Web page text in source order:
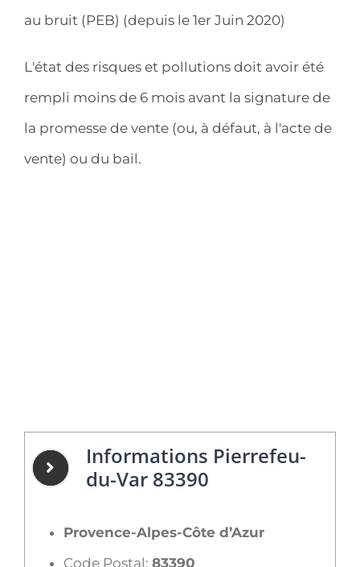
au bruit (PEB) (depuis le 1er Juin 2020)
L'état des risques et pollutions doit avoir été
rempli moins de 6 mois avant la signature de
la promesse de vente (ou, à défaut, à l'acte de
vente) ou du bail.
Informations Pierrefeu-
du-Var 83390
Provence-Alpes-Côte d’Azur
Code Postal: 83390